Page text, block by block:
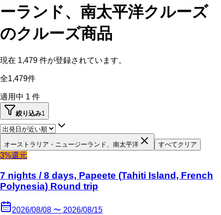
ーランド、南太平洋クルーズ
のクルーズ商品
現在 1,479 件が登録されています。
全1,479件
適用中 1 件
絞り込み1
オーストラリア・ニュージーランド、南太平洋 すべてクリア
3%還元
7 nights / 8 days, Papeete (Tahiti Island, French
Polynesia) Round trip
2026/08/08 〜 2026/08/15